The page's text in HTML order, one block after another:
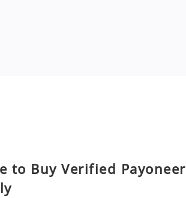
to Buy Verified Payoneer